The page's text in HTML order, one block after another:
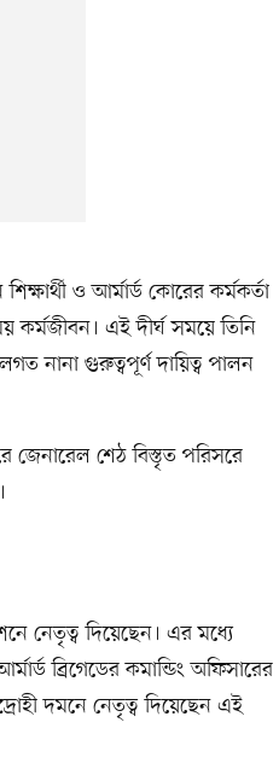
ও আর্মার্ড কোরের কর্মকর্তা
কর্মজীবন। এই দীর্ঘ সময়ে তিনি
নানা গুরুত্বপূর্ণ দায়িত্ব পালন
জেনারেল শেঠ বিস্তৃত পরিসরে
নেতৃত্ব দিয়েছেন। এর মধ্যে
ব্রিগেডের কমান্ডিং অফিসারের
দমনে নেতৃত্ব দিয়েছেন এই